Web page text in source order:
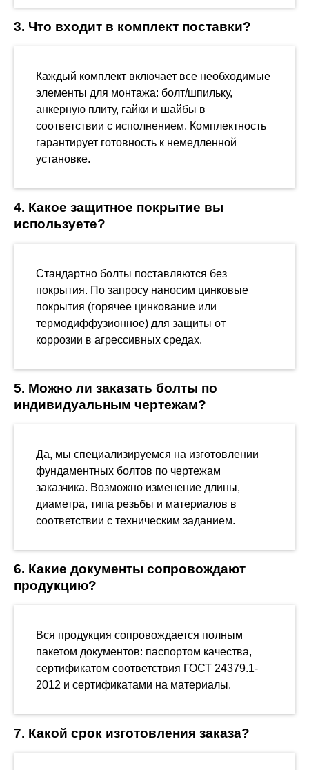
3. Что входит в комплект поставки?
Каждый комплект включает все необходимые
элементы для монтажа: болт/шпильку,
анкерную плиту, гайки и шайбы в
соответствии с исполнением. Комплектность
гарантирует готовность к немедленной
установке.
4. Какое защитное покрытие вы
используете?
Стандартно болты поставляются без
покрытия. По запросу наносим цинковые
покрытия (горячее цинкование или
термодиффузионное) для защиты от
коррозии в агрессивных средах.
5. Можно ли заказать болты по
индивидуальным чертежам?
Да, мы специализируемся на изготовлении
фундаментных болтов по чертежам
заказчика. Возможно изменение длины,
диаметра, типа резьбы и материалов в
соответствии с техническим заданием.
6. Какие документы сопровождают
продукцию?
Вся продукция сопровождается полным
пакетом документов: паспортом качества,
сертификатом соответствия ГОСТ 24379.1-
2012 и сертификатами на материалы.
7. Какой срок изготовления заказа?